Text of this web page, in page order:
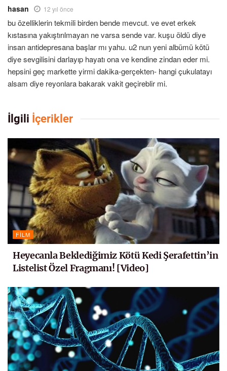
hasan 12 yıl önce
bu özelliklerin tekmili birden bende mevcut. ve evet erkek
kıstasına yakıştırılmayan ne varsa sende var. kuşu öldü diye
insan antidepresana başlar mı yahu. u2 nun yeni albümü kötü
diye sevgilisini darlayıp hayatı ona ve kendine zindan eder mi.
hepsini geç markette yirmi dakika-gerçekten- hangi çukulatayı
alsam diye reyonlara bakarak vakit geçireblir mi.
İlgili İçerikler
FILM
Heyecanla Beklediğimiz Kötü Kedi Şerafettin’in
Listelist Özel Fragmanı! [Video]